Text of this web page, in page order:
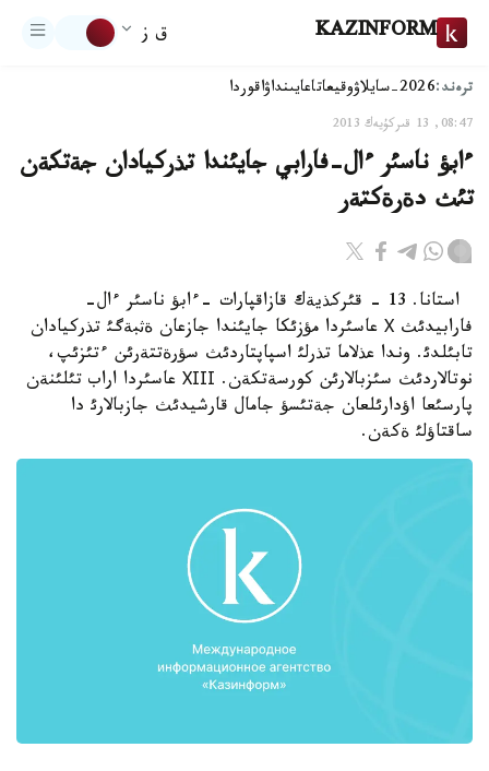
KAZINFORM ق ز
ترەند:2026-سايلاۋ وقيعاتاعايىنداۋاقوردا
08:47, 13 قىركۇيەك 2013
ءابؤ ناسئر ءال-فارابي جايئندا تذركيادان جةتكةن
تئث دةرةكتةر
استانا. 13 - قئركذيةك قازاقپارات -ءابؤ ناسئر ءال-
فارابيدئث Х عاسئردا مؤزئكا جايئندا جازعان ةثبةگئ تذركيادان
تابئلدئ. وندا عذلاما تذرلئ اسپاپتاردئث سؤرةتتةرئن ءتئزئپ،
نوتالاردئث سئزبالارئن كورسةتكةن. ХІІІ عاسئردا اراب تئلئنةن
پارسئعا اؤدارئلعان جةتئسؤ جامال قارشيدئث جازبالارئ دا
ساقتاؤلئ ةكةن.